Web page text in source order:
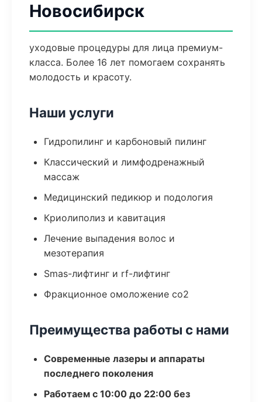
Новосибирск
уходовые процедуры для лица премиум-
класса. Более 16 лет помогаем сохранять
молодость и красоту.
Наши услуги
Гидропилинг и карбоновый пилинг
Классический и лимфодренажный
массаж
Медицинский педикюр и подология
Криолиполиз и кавитация
Лечение выпадения волос и
мезотерапия
Smas-лифтинг и rf-лифтинг
Фракционное омоложение co2
Преимущества работы с нами
Современные лазеры и аппараты
последнего поколения
Работаем с 10:00 до 22:00 без